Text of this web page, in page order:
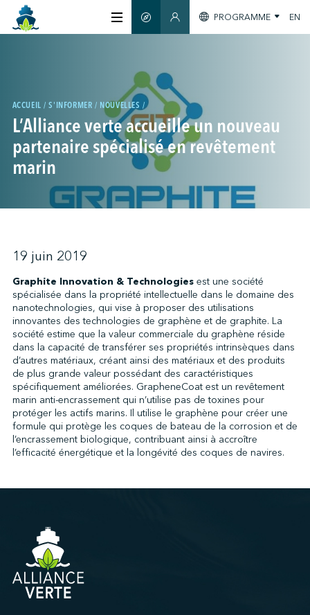
CERTIFICATION
MEMBRES
GREENTECH
S'INFORMER
NOUS JOINDRE
↩︎
GUIDE INTELLIGENT
SECTION MEMBRES
PROGRAMME EN
ACCUEIL S'INFORMER NOUVELLES
L’Alliance verte accueille un nouveau
partenaire spécialisé en revêtement
marin
19 juin 2019
Graphite Innovation & Technologiesest une société
spécialisée dans la propriété intellectuelle dans le domaine des
nanotechnologies, qui vise à proposer des utilisations
innovantes des technologies de graphène et de graphite. La
société estime que la valeur commerciale du graphène réside
dans la capacité de transférer ses propriétés intrinsèques dans
d’autres matériaux, créant ainsi des matériaux et des produits
de plus grande valeur possédant des caractéristiques
spécifiquement améliorées. GrapheneCoat est un revêtement
marin anti-encrassement qui n’utilise pas de toxines pour
protéger les actifs marins. Il utilise le graphène pour créer une
formule qui protège les coques de bateau de la corrosion et de
l’encrassement biologique, contribuant ainsi à accroître
l’efficacité énergétique et la longévité des coques de navires.